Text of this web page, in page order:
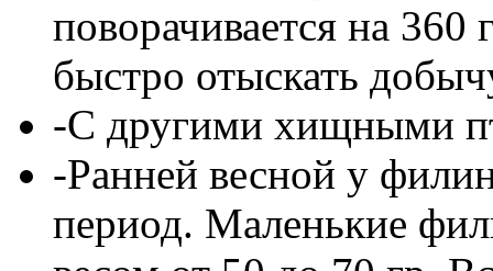
поворачивается на 360
быстро отыскать
-С другими хищными
-Ранней весной у
период. Маленькие